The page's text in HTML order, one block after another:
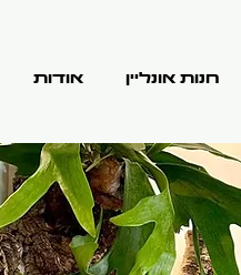
חנות אונליין אודות